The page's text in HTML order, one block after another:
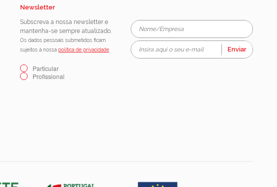
Newsletter
Subscreva a nossa newsletter e
mantenha-se sempre atualizado.
Os dados pessoais submetidos ficam
sujeitos à nossa política de privacidade.
Particular
Profissional
Enviar